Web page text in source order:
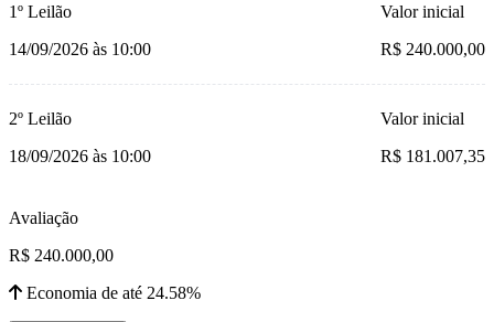
1º Leilão
14/09/2026 às 10:00
Valor inicial
R$ 240.000,00
2º Leilão
18/09/2026 às 10:00
Valor inicial
R$ 181.007,35
Avaliação
R$ 240.000,00
Economia de até 24.58%